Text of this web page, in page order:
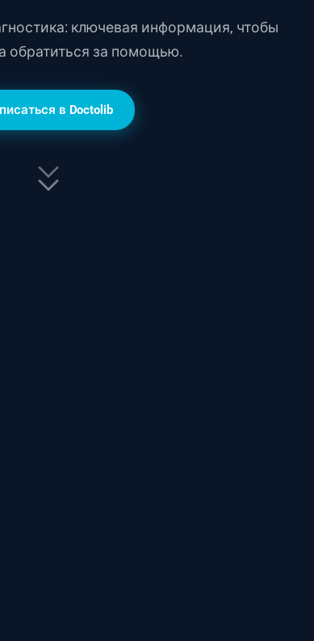
ключевая информация, чтобы
обратиться за помощью.
в Doctolib